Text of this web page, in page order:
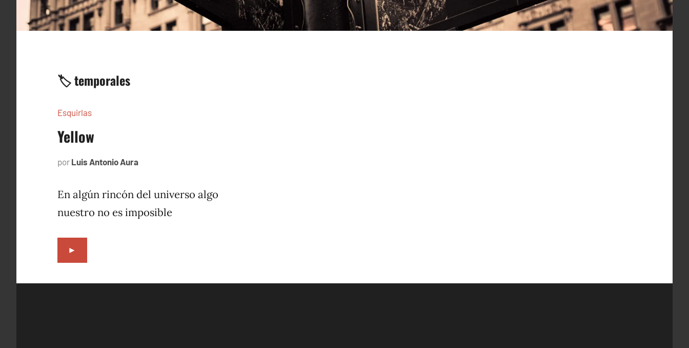
🏷️ temporales
Esquirlas
Yellow
por Luis Antonio Aura
2024
En algún rincón del universo algo
nuestro no es imposible
►